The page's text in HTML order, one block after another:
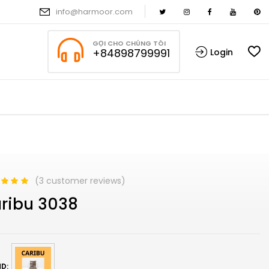
info@harmoor.com
GỌI CHO CHÚNG TÔI
+84898799991 Login
on
(3 customer reviews)
3038